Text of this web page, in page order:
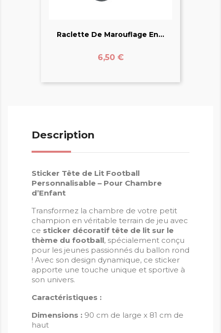
Raclette De Marouflage En...
Prix
6,50 €
Description
Sticker Tête de Lit Football
Personnalisable – Pour Chambre
d’Enfant
Transformez la chambre de votre petit
champion en véritable terrain de jeu avec
ce sticker décoratif tête de lit sur le
thème du football, spécialement conçu
pour les jeunes passionnés du ballon rond
! Avec son design dynamique, ce sticker
apporte une touche unique et sportive à
son univers.
Caractéristiques :
Dimensions : 90 cm de large x 81 cm de
haut